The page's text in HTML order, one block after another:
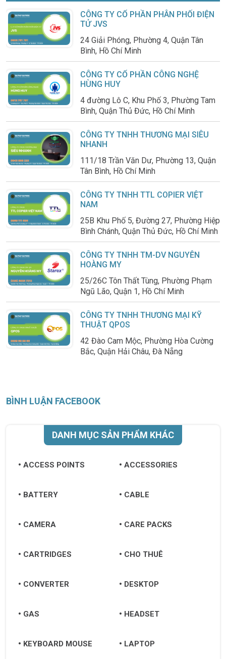
CÔNG TY CỔ PHẦN PHÂN PHỐI ĐIỆN
TỬ JVS
24 Giải Phóng, Phường 4, Quận Tân
Bình, Hồ Chí Minh
CÔNG TY CỔ PHẦN CÔNG NGHỆ
HÙNG HUY
4 đường Lô C, Khu Phố 3, Phường Tam
Bình, Quận Thủ Đức, Hồ Chí Minh
CÔNG TY TNHH THƯƠNG MẠI SIÊU
NHANH
111/18 Trần Văn Dư, Phường 13, Quận
Tân Bình, Hồ Chí Minh
CÔNG TY TNHH TTL COPIER VIỆT
NAM
25B Khu Phố 5, Đường 27, Phường Hiệp
Bình Chánh, Quận Thủ Đức, Hồ Chí Minh
CÔNG TY TNHH TM-DV NGUYỄN
HOÀNG MY
25/26C Tôn Thất Tùng, Phường Phạm
Ngũ Lão, Quận 1, Hồ Chí Minh
CÔNG TY TNHH THƯƠNG MẠI KỸ
THUẬT QPOS
42 Đào Cam Mộc, Phường Hòa Cường
Bắc, Quận Hải Châu, Đà Nẵng
BÌNH LUẬN FACEBOOK
DANH MỤC SẢN PHẨM KHÁC
ACCESS POINTS ACCESSORIES
BATTERY CABLE
CAMERA CARE PACKS
CARTRIDGES CHO THUÊ
CONVERTER DESKTOP
GAS HEADSET
KEYBOARD MOUSE LAPTOP